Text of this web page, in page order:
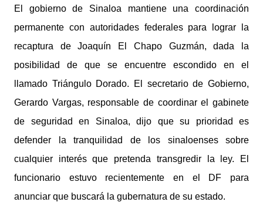
El gobierno de Sinaloa mantiene una coordinación
permanente con autoridades federales para lograr la
recaptura de Joaquín El Chapo Guzmán, dada la
posibilidad de que se encuentre escondido en el
llamado Triángulo Dorado. El secretario de Gobierno,
Gerardo Vargas, responsable de coordinar el gabinete
de seguridad en Sinaloa, dijo que su prioridad es
defender la tranquilidad de los sinaloenses sobre
cualquier interés que pretenda transgredir la ley. El
funcionario estuvo recientemente en el DF para
anunciar que buscará la gubernatura de su estado.